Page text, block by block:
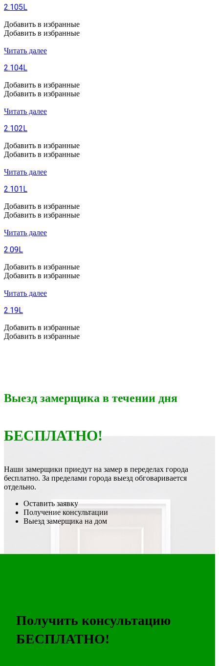
2.105L
Добавить в избранные
Добавить в избранные
Читать далее
2.104L
Добавить в избранные
Добавить в избранные
Читать далее
2.102L
Добавить в избранные
Добавить в избранные
Читать далее
2.101L
Добавить в избранные
Добавить в избранные
Читать далее
2.09L
Добавить в избранные
Добавить в избранные
Читать далее
2.19L
Добавить в избранные
Добавить в избранные
Выезд замерщика в течении дня
БЕСПЛАТНО!
Наши замерщики приедут на замер в переделах города
бесплатно. За пределами города выезд обговаривается
отдельно.
Оставить заявку
Получение консультации
Выезд замерщика на дом
Получить консультацию
БЕСПЛАТНО!